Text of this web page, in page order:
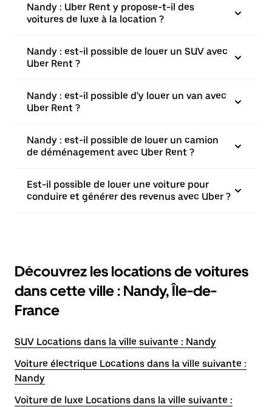
Nandy : Uber Rent y propose-t-il des
voitures de luxe à la location ?
Nandy : est-il possible de louer un SUV avec
Uber Rent ?
Nandy : est-il possible d'y louer un van avec
Uber Rent ?
Nandy : est-il possible de louer un camion
de déménagement avec Uber Rent ?
Est-il possible de louer une voiture pour
conduire et générer des revenus avec Uber ?
Découvrez les locations de voitures
dans cette ville : Nandy, Île-de-
France
SUV Locations dans la ville suivante : Nandy
Voiture électrique Locations dans la ville suivante :
Nandy
Voiture de luxe Locations dans la ville suivante :